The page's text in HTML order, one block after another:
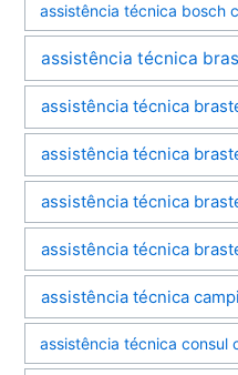
assistência técnica bosch
assistência técnica
assistência técnica
assistência técnica
assistência técnica
assistência técnica
assistência técnica
assistência técnica consul